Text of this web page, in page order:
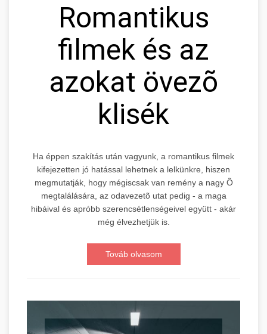
Romantikus
filmek és az
azokat övezõ
klisék
Ha éppen szakítás után vagyunk, a romantikus filmek
kifejezetten jó hatással lehetnek a lelkünkre, hiszen
megmutatják, hogy mégiscsak van remény a nagy Õ
megtalálására, az odavezetõ utat pedig - a maga
hibáival és apróbb szerencsétlenségeivel együtt - akár
még élvezhetjük is.
Továb olvasom